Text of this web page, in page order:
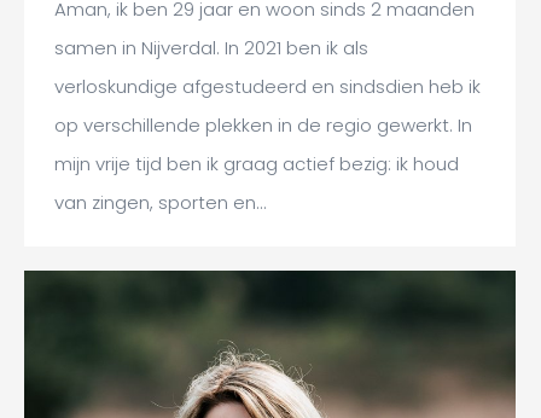
Aman, ik ben 29 jaar en woon sinds 2 maanden
samen in Nijverdal. In 2021 ben ik als
verloskundige afgestudeerd en sindsdien heb ik
op verschillende plekken in de regio gewerkt. In
mijn vrije tijd ben ik graag actief bezig: ik houd
van zingen, sporten en…